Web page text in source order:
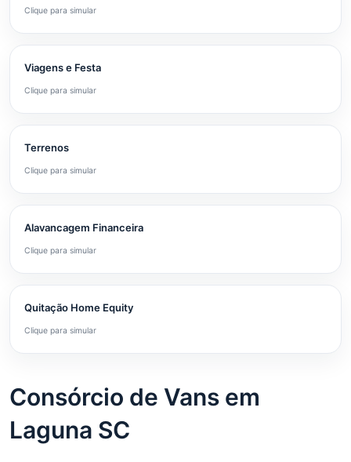
Clique para simular
Viagens e Festa
Clique para simular
Terrenos
Clique para simular
Alavancagem Financeira
Clique para simular
Quitação Home Equity
Clique para simular
Consórcio de Vans em
Laguna SC